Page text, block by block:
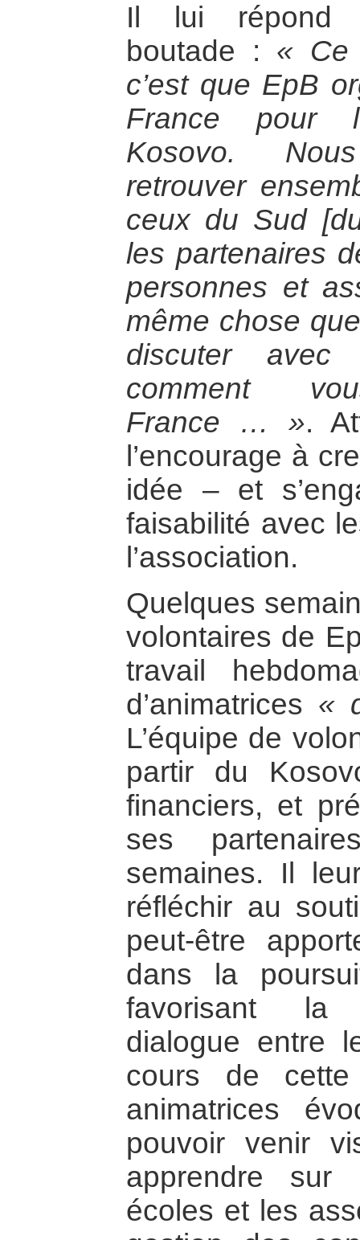
Il lui répond
boutade : « Ce
c’est que EpB
France pour
Kosovo.
retrouver
ceux du Sud
les partenaires
personnes et
même chose
discuter
comment
France … ».
l’encourage à
idée – et
faisabilité avec
l’association.
Quelques
volontaires de
travail
d’animatrices «
L’équipe de
partir du
financiers, et
ses
semaines. Il
réfléchir au
peut-être
dans la
favorisant la
dialogue entre
cours de cette
animatrices
pouvoir venir
apprendre sur
écoles et les